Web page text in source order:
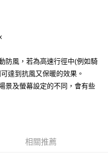
人或監護人之同意方可使用
引起之損失，本公司不負相關責
個別帳號之用戶狀況，依本公司即
訊註冊。若發現惡意使用之情形，
之使用額度並採取法律行動。
防風，若為高速行徑中(例如騎
達到抗風又保暖的效果。
景及螢幕設定的不同，會有些
相關推薦